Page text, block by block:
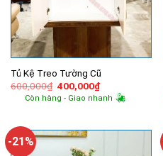
Tủ Kệ Treo Tường Cũ
600,000₫ Giá
gốc
là:
400,000₫Giá
hiện
tại
Còn hàng - Giao nhanh
-21%